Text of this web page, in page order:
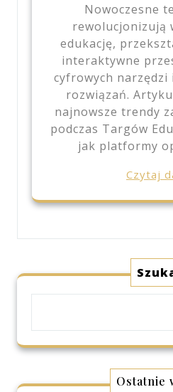
Nowoczesne
rewolucjonizują
edukację,
interaktywne
cyfrowych
rozwiązań.
najnowsze trendy
podczas Targów
jak platformy
Czytaj
Ostatnie